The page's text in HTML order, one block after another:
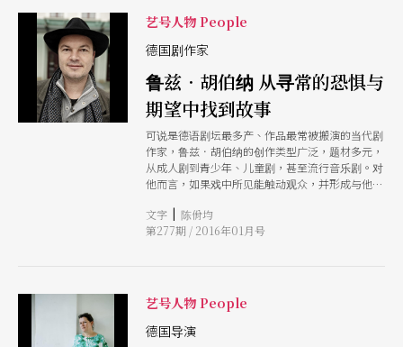
艺号人物 People
德国剧作家
鲁兹．胡伯纳 从寻常的恐惧与
期望中找到故事
可说是德语剧坛最多产、作品最常被搬演的当代剧
作家，鲁兹．胡伯纳的创作类型广泛，题材多元，
从成人剧到青少年、儿童剧，甚至流行音乐剧。对
他而言，如果戏中所见能触动观众，并形成与他们
作。今年的台湾国际艺术节，导演黎焕雄将率人力
飞行剧团演出他的知名剧作《公司感谢你》，让我
文字 | 陈佾均
第277期 / 2016年01月号
艺号人物 People
德国导演